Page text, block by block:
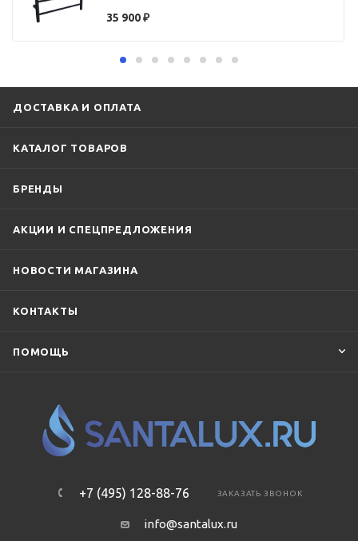
35 900₽
ДОСТАВКА И ОПЛАТА
КАТАЛОГ ТОВАРОВ
БРЕНДЫ
АКЦИИ И СПЕЦПРЕДЛОЖЕНИЯ
НОВОСТИ МАГАЗИНА
КОНТАКТЫ
ПОМОЩЬ
+7 (495) 128-88-76 ЗАКАЗАТЬ ЗВОНОК
info@santalux.ru